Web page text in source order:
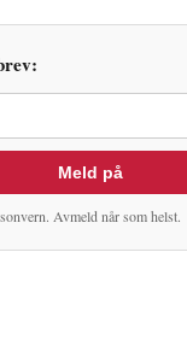
Meld på
Avmeld når som helst.